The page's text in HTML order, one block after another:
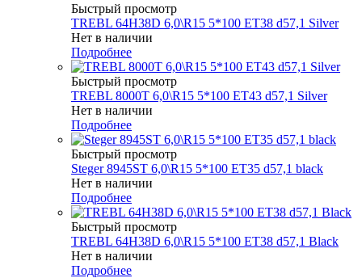
Быстрый просмотр
TREBL 64H38D 6,0\R15 5*100 ET38 d57,1 Silver
Нет в наличии
Подробнее
Быстрый просмотр
TREBL 8000T 6,0\R15 5*100 ET43 d57,1 Silver
Нет в наличии
Подробнее
Быстрый просмотр
Steger 8945ST 6,0\R15 5*100 ET35 d57,1 black
Нет в наличии
Подробнее
Быстрый просмотр
TREBL 64H38D 6,0\R15 5*100 ET38 d57,1 Black
Нет в наличии
Подробнее